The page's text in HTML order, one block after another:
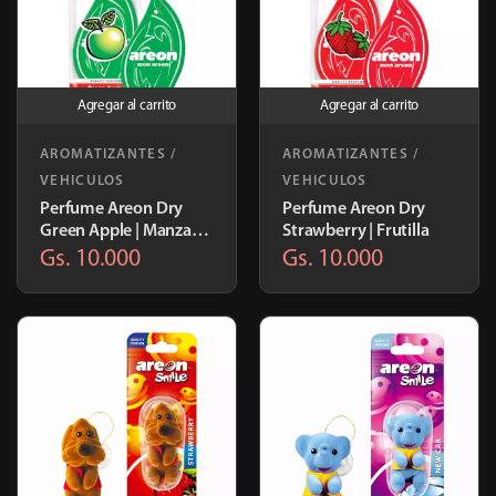
Agregar al carrito
AROMATIZANTES /
VEHICULOS
Perfume Areon Dry
Green Apple | Manzana
Verde
Gs. 10.000
Agregar al carrito
AROMATIZANTES /
VEHICULOS
Perfume Areon Dry
Strawberry | Frutilla
Gs. 10.000